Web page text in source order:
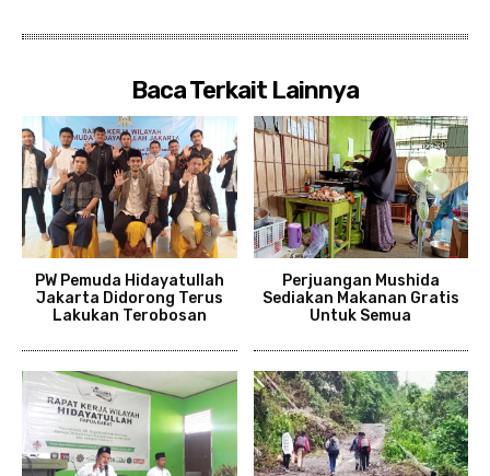
Baca Terkait Lainnya
PW Pemuda Hidayatullah
Jakarta Didorong Terus
Lakukan Terobosan
Perjuangan Mushida
Sediakan Makanan Gratis
Untuk Semua